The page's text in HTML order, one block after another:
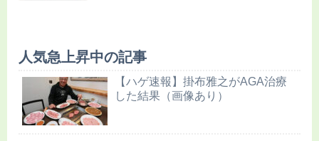
人気急上昇中の記事
【ハゲ速報】掛布雅之がAGA治療
した結果（画像あり）